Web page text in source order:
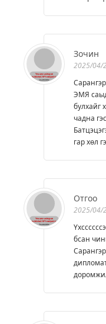
Зочин
2025/04/
ЭМЯ
булхайг
чадна
гар хөл
Отгоо
2025/04/
бсан